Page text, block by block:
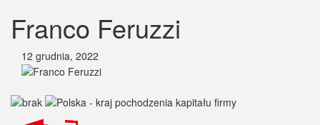
Franco Feruzzi
12 grudnia, 2022